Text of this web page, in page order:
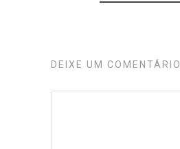
DEIXE UM COMENTÁRIO